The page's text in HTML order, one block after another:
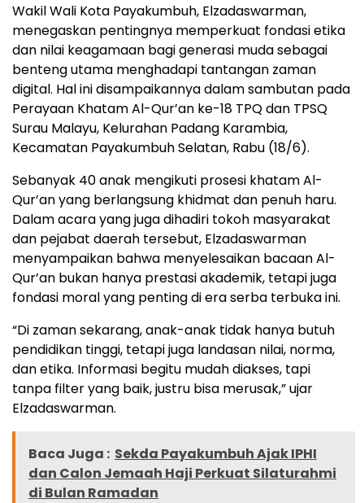
Wakil Wali Kota Payakumbuh, Elzadaswarman,
menegaskan pentingnya memperkuat fondasi etika
dan nilai keagamaan bagi generasi muda sebagai
benteng utama menghadapi tantangan zaman
digital. Hal ini disampaikannya dalam sambutan pada
Perayaan Khatam Al-Qur’an ke-18 TPQ dan TPSQ
Surau Malayu, Kelurahan Padang Karambia,
Kecamatan Payakumbuh Selatan, Rabu (18/6).
Sebanyak 40 anak mengikuti prosesi khatam Al-
Qur’an yang berlangsung khidmat dan penuh haru.
Dalam acara yang juga dihadiri tokoh masyarakat
dan pejabat daerah tersebut, Elzadaswarman
menyampaikan bahwa menyelesaikan bacaan Al-
Qur’an bukan hanya prestasi akademik, tetapi juga
fondasi moral yang penting di era serba terbuka ini.
“Di zaman sekarang, anak-anak tidak hanya butuh
pendidikan tinggi, tetapi juga landasan nilai, norma,
dan etika. Informasi begitu mudah diakses, tapi
tanpa filter yang baik, justru bisa merusak,” ujar
Elzadaswarman.
Baca Juga : Sekda Payakumbuh Ajak IPHI
dan Calon Jemaah Haji Perkuat Silaturahmi
di Bulan Ramadan